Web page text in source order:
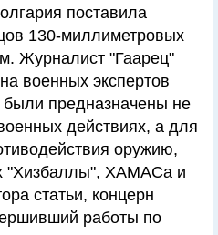
поставила
130-миллиметровых
Журналист "Гаарец"
военных экспертов
были предназначены не
действиях, а для
оружию,
"Хизбаллы", ХАМАСа и
статьи, концерн
работы по